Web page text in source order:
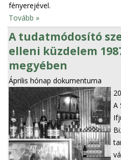
fényerejével.
Tovább »
A tudatmódosító
elleni küzdelem
megyében
Április hónap dokumentuma
A